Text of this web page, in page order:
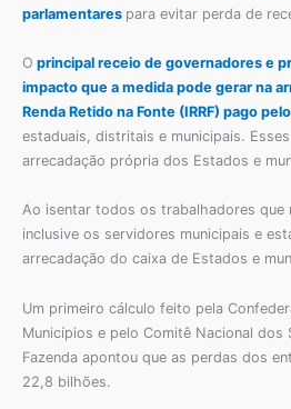
parlamentares para evitar perda de
O principal receio de governadores e
impacto que a medida pode gerar na
Renda Retido na Fonte (IRRF) pago
estaduais, distritais e municipais.
arrecadação própria dos Estados e
Ao isentar todos os trabalhadores que
inclusive os servidores municipais e
arrecadação do caixa de Estados e
Um primeiro cálculo feito pela
Municípios e pelo Comitê Nacional dos
Fazenda apontou que as perdas dos
22,8 bilhões.